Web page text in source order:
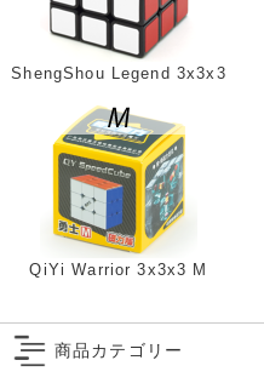
ShengShou Legend 3x3x3
QiYi Warrior 3x3x3 M
商品カテゴリー